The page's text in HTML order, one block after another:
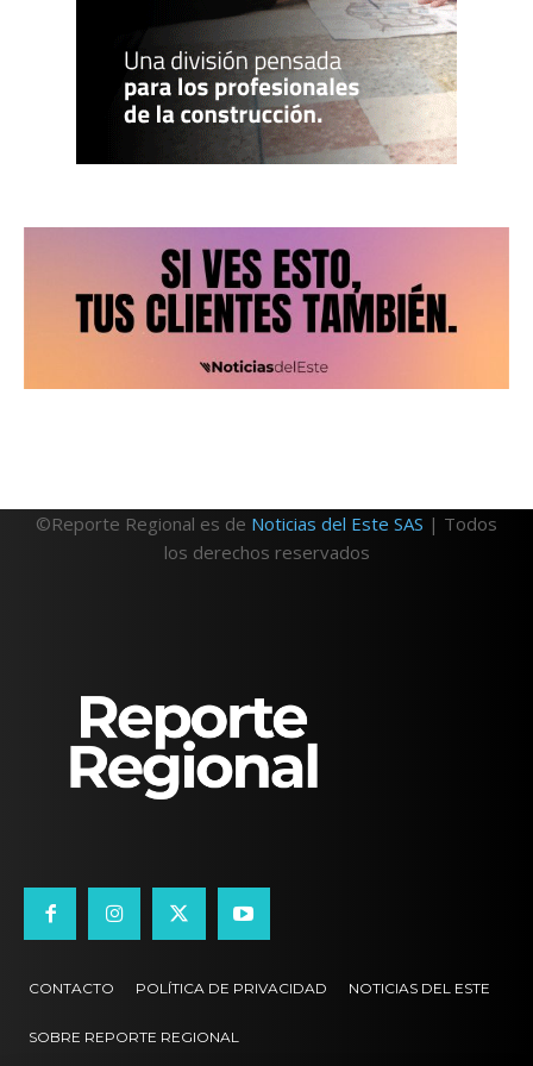
©Reporte Regional es de Noticias del Este SAS | Todos
los derechos reservados
CONTACTO POLÍTICA DE PRIVACIDAD NOTICIAS DEL ESTE
SOBRE REPORTE REGIONAL